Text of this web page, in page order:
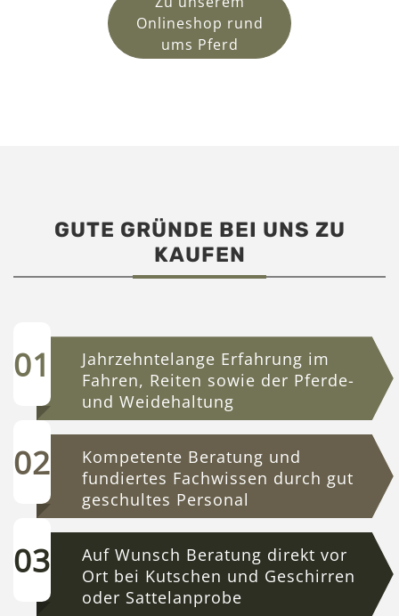
Onlineshop rund
ums Pferd
GUTE GRÜNDE BEI UNS ZU
KAUFEN
Jahrzehntelange Erfahrung im
Fahren, Reiten sowie der Pferde-
und Weidehaltung
Kompetente Beratung und
fundiertes Fachwissen durch gut
geschultes Personal
Auf Wunsch Beratung direkt vor
Ort bei Kutschen und Geschirren
oder Sattelanprobe